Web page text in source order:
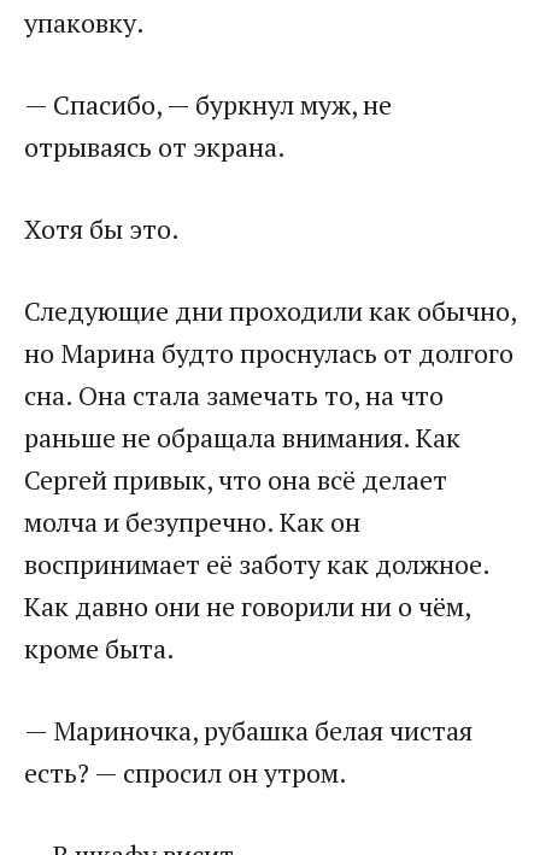
упаковку.
— Спасибо, — буркнул муж, не
отрываясь от экрана.
Хотя бы это.
Следующие дни проходили как обычно,
но Марина будто проснулась от долгого
сна. Она стала замечать то, на что
раньше не обращала внимания. Как
Сергей привык, что она всё делает
молча и безупречно. Как он
воспринимает её заботу как должное.
Как давно они не говорили ни о чём,
кроме быта.
— Мариночка, рубашка белая чистая
есть? — спросил он утром.